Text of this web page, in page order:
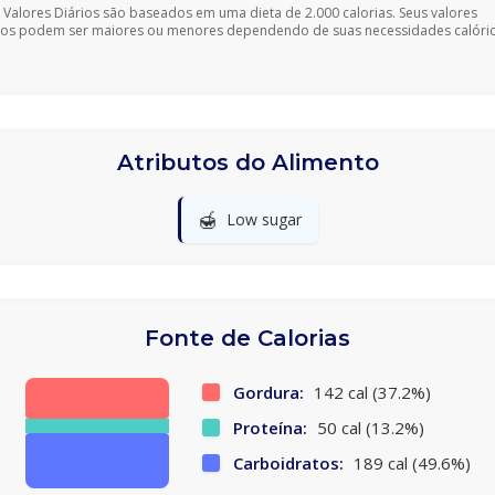
Diários são baseados em uma dieta de 2.000 calorias. Seus valores
podem ser maiores ou menores dependendo de suas necessidades
Atributos do Alimento
🍯 Low sugar
Fonte de Calorias
Gordura: 142 cal (37.2%)
Proteína: 50 cal (13.2%)
Carboidratos: 189 cal (49.6%)